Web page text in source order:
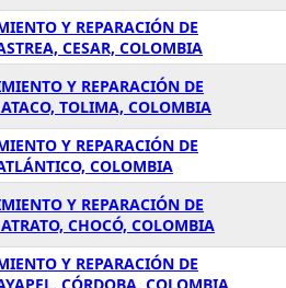
Y REPARACIÓN DE
CESAR, COLOMBIA
Y REPARACIÓN DE
TOLIMA, COLOMBIA
Y REPARACIÓN DE
COLOMBIA
Y REPARACIÓN DE
CHOCÓ, COLOMBIA
Y REPARACIÓN DE